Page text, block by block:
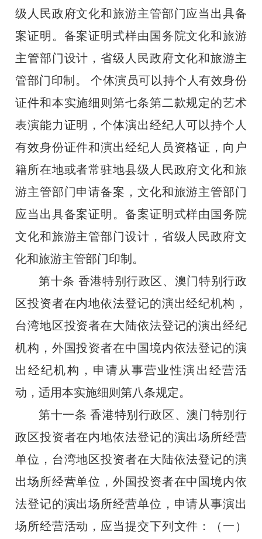
级人民政府文化和旅游主管部门应当出具备
案证明。备案证明式样由国务院文化和旅游
主管部门设计，省级人民政府文化和旅游主
管部门印制。 个体演员可以持个人有效身份
证件和本实施细则第七条第二款规定的艺术
表演能力证明，个体演出经纪人可以持个人
有效身份证件和演出经纪人员资格证，向户
籍所在地或者常驻地县级人民政府文化和旅
游主管部门申请备案，文化和旅游主管部门
应当出具备案证明。备案证明式样由国务院
文化和旅游主管部门设计，省级人民政府文
化和旅游主管部门印制。
第十条 香港特别行政区、澳门特别行政
区投资者在内地依法登记的演出经纪机构，
台湾地区投资者在大陆依法登记的演出经纪
机构，外国投资者在中国境内依法登记的演
出经纪机构，申请从事营业性演出经营活
动，适用本实施细则第八条规定。
第十一条 香港特别行政区、澳门特别行
政区投资者在内地依法登记的演出场所经营
单位，台湾地区投资者在大陆依法登记的演
出场所经营单位，外国投资者在中国境内依
法登记的演出场所经营单位，申请从事演出
场所经营活动，应当提交下列文件：（一）